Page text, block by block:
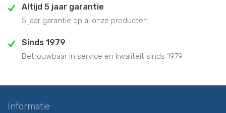
Altijd 5 jaar garantie
5 jaar garantie op al onze producten.
Sinds 1979
Betrouwbaar in service en kwaliteit sinds 1979.
Informatie